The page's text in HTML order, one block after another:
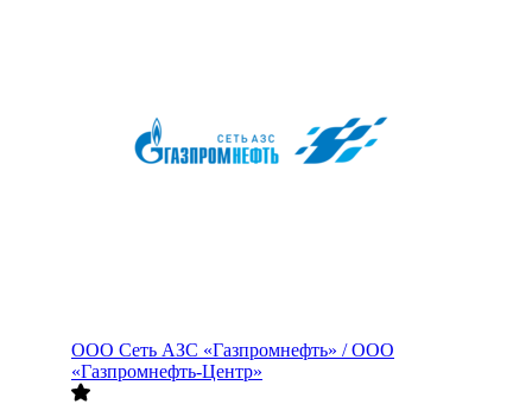
ООО Сеть АЗС «Газпромнефть» / ООО
«Газпромнефть-Центр»